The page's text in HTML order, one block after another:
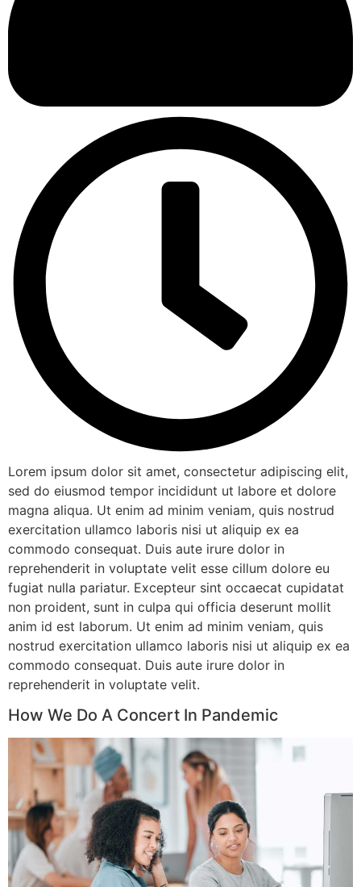
Lorem ipsum dolor sit amet, consectetur adipiscing elit,
sed do eiusmod tempor incididunt ut labore et dolore
magna aliqua. Ut enim ad minim veniam, quis nostrud
exercitation ullamco laboris nisi ut aliquip ex ea
commodo consequat. Duis aute irure dolor in
reprehenderit in voluptate velit esse cillum dolore eu
fugiat nulla pariatur. Excepteur sint occaecat cupidatat
non proident, sunt in culpa qui officia deserunt mollit
anim id est laborum. Ut enim ad minim veniam, quis
nostrud exercitation ullamco laboris nisi ut aliquip ex ea
commodo consequat. Duis aute irure dolor in
reprehenderit in voluptate velit.
How We Do A Concert In Pandemic